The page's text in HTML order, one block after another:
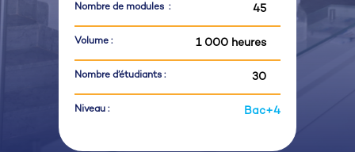
Nombre de modules : 45
Volume : 1 000 heures
Nombre d’étudiants : 30
Niveau : Bac+4